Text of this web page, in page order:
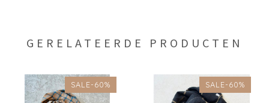
GERELATEERDE PRODUCTEN
SALE-60% SALE-60%